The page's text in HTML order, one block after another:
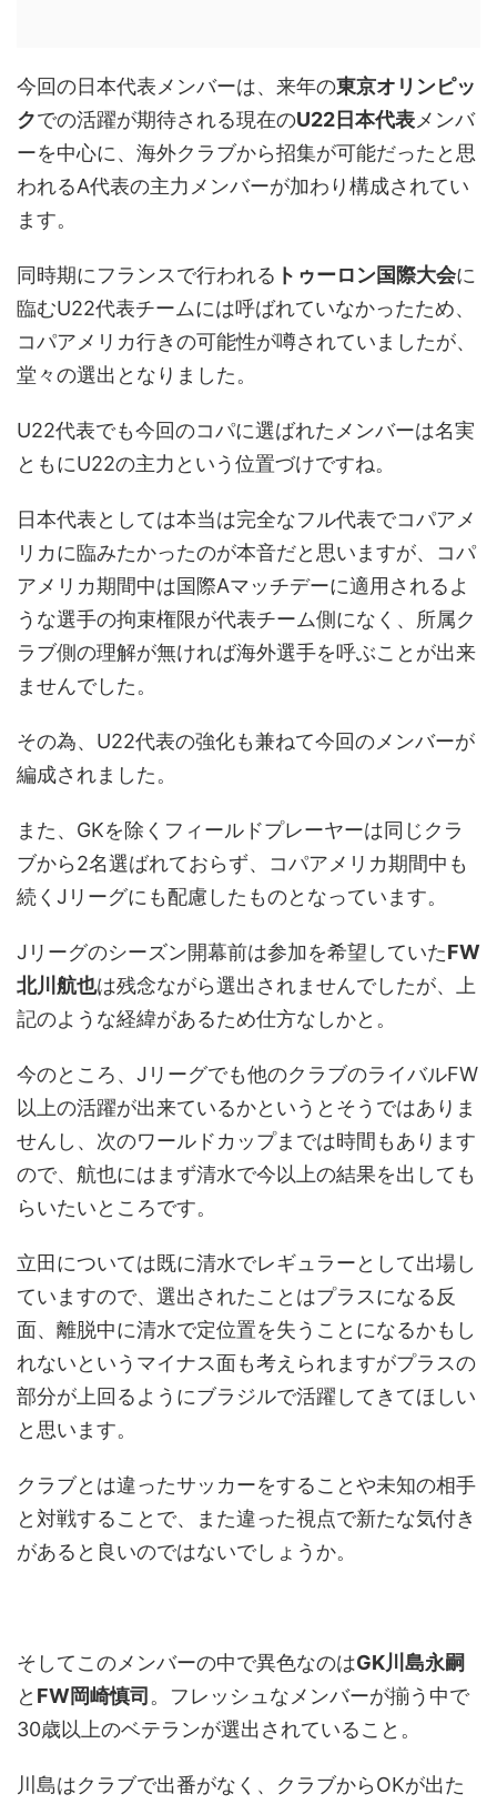
今回の日本代表メンバーは、来年の東京オリンピッ
クでの活躍が期待される現在のU22日本代表メンバ
ーを中心に、海外クラブから招集が可能だったと思
われるA代表の主力メンバーが加わり構成されてい
ます。
同時期にフランスで行われる トゥーロン国際大会に
臨むU22代表チームには呼ばれていなかったため、
コパアメリカ行きの可能性が噂されていましたが、
堂々の選出となりました。
U22代表でも今回のコパに選ばれたメンバーは名実
ともにU22の主力という位置づけですね。
日本代表としては本当は完全なフル代表でコパアメ
リカに臨みたかったのが本音だと思いますが、コパ
アメリカ期間中は国際Aマッチデーに適用されるよ
うな選手の拘束権限が代表チーム側になく、所属ク
ラブ側の理解が無ければ海外選手を呼ぶことが出来
ませんでした。
その為、U22代表の強化も兼ねて今回のメンバーが
編成されました。
また、GKを除くフィールドプレーヤーは同じクラ
ブから2名選ばれておらず、コパアメリカ期間中も
続くJリーグにも配慮したものとなっています。
Jリーグのシーズン開幕前は参加を希望していたFW
北川航也は残念ながら選出されませんでしたが、上
記のような経緯があるため仕方なしかと。
今のところ、Jリーグでも他のクラブのライバルFW
以上の活躍が出来ているかというとそうではありま
せんし、次のワールドカップまでは時間もあります
ので、航也にはまず清水で今以上の結果を出しても
らいたいところです。
立田については既に清水でレギュラーとして出場し
ていますので、選出されたことはプラスになる反
面、離脱中に清水で定位置を失うことになるかもし
れないというマイナス面も考えられますがプラスの
部分が上回るようにブラジルで活躍してきてほしい
と思います。
クラブとは違ったサッカーをすることや未知の相手
と対戦することで、また違った視点で新たな気付き
があると良いのではないでしょうか。
そしてこのメンバーの中で異色なのはGK川島永嗣
と FW岡崎慎司。フレッシュなメンバーが揃う中で
30歳以上のベテランが選出されていること。
川島はクラブで出番がなく、クラブからOKが出た